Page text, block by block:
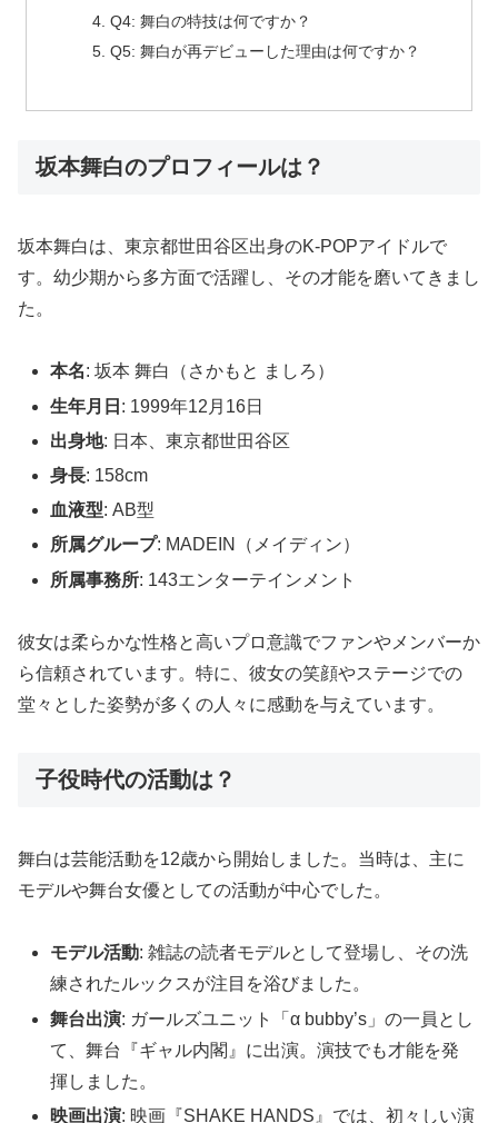
Q4: 舞白の特技は何ですか？
Q5: 舞白が再デビューした理由は何ですか？
坂本舞白のプロフィールは？
坂本舞白は、東京都世田谷区出身のK-POPアイドルで
す。幼少期から多方面で活躍し、その才能を磨いてきまし
た。
本名: 坂本 舞白（さかもと ましろ）
生年月日 : 1999年12月16日
出身地: 日本、東京都世田谷区
身長: 158cm
血液型: AB型
所属グループ: MADEIN（メイディン）
所属事務所: 143エンターテインメント
彼女は柔らかな性格と高いプロ意識でファンやメンバーか
ら信頼されています。特に、彼女の笑顔やステージでの
堂々とした姿勢が多くの人々に感動を与えています。
子役時代の活動は？
舞白は芸能活動を12歳から開始しました。当時は、主に
モデルや舞台女優としての活動が中心でした。
モデル活動: 雑誌の読者モデルとして登場し、その洗
練されたルックスが注目を浴びました。
舞台出演: ガールズユニット「α bubby’s」の一員とし
て、舞台『ギャル内閣』に出演。演技でも才能を発
揮しました。
映画出演: 映画『SHAKE HANDS』では、初々しい演